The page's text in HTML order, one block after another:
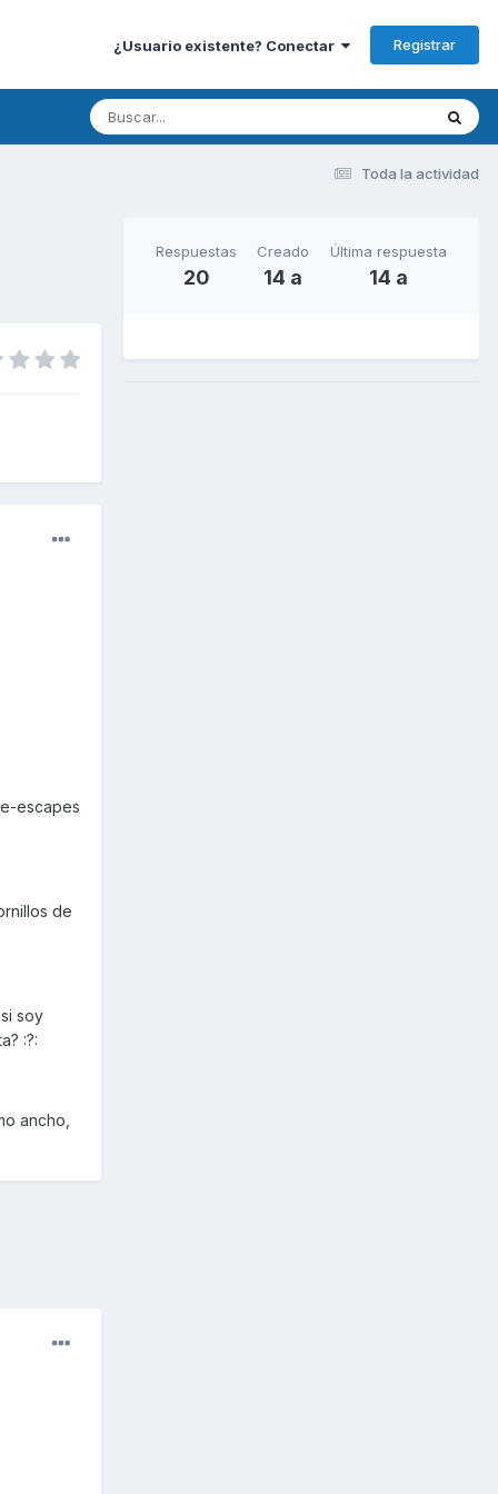
¿Usuario existente? Conectar Registrar
Toda la actividad
escapes
de
soy
:?:
ancho,
Respuestas
20
Creado
14 a
Última respuesta
14 a